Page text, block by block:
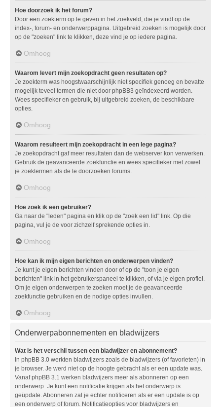
Hoe doorzoek ik het forum?
Door een zoekterm op te geven in het zoekveld, die je vindt op de
index-, forum- en onderwerppagina. Uitgebreid zoeken is mogelijk door
op de "zoeken" link te klikken, deze vind je op iedere pagina.
Omhoog
Waarom levert mijn zoekopdracht geen resultaten op?
Je zoekterm was hoogstwaarschijnlijk niet specifiek genoeg en bevatte
mogelijk teveel termen die niet door phpBB3 geïndexeerd worden.
Wees specifieker en gebruik, bij uitgebreid zoeken, de beschikbare
opties.
Omhoog
Waarom resulteert mijn zoekopdracht in een lege pagina?
Je zoekopdracht gaf meer resultaten dan de webserver kon verwerken.
Gebruik de geavanceerde zoekfunctie en wees specifieker met zowel
je zoektermen als de te doorzoeken forums.
Omhoog
Hoe zoek ik een gebruiker?
Ga naar de "leden" pagina en klik op de "zoek een lid" link. Op die
pagina, vul je de voor zichzelf sprekende opties in.
Omhoog
Hoe kan ik mijn eigen berichten en onderwerpen vinden?
Je kunt je eigen berichten vinden door of op de "toon je eigen
berichten" link in het gebruikerspaneel te klikken, of via je eigen profiel.
Om je eigen onderwerpen te zoeken moet je de geavanceerde
zoekfunctie gebruiken en de nodige opties invullen.
Omhoog
Onderwerpabonnementen en bladwijzers
Wat is het verschil tussen een bladwijzer en abonnement?
In phpBB 3.0 werkten bladwijzers zoals de bladwijzers (of favorieten) in
je browser. Je werd niet op de hoogte gebracht als er een update was.
Vanaf phpBB 3.1 werken bladwijzers meer als abonneren op een
onderwerp. Je kunt een notificatie krijgen als het onderwerp is
geüpdate. Abonneren zal je echter notificeren als er een update is op
een onderwerp of forum. Notificatieopties voor bladwijzers en